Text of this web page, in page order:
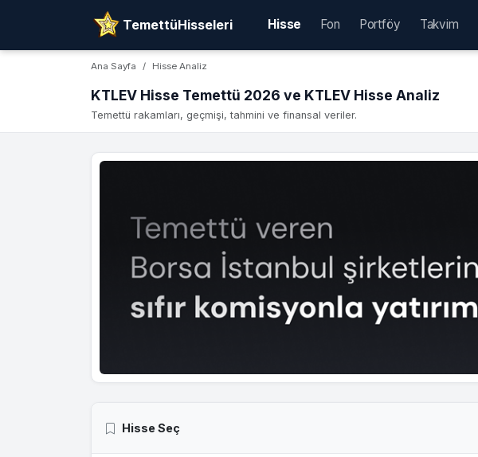
TemettüHisseleri Hisse Fon Portföy Takvim
Ana Sayfa Hisse Analiz
KTLEV Hisse Temettü 2026 ve KTLEV Hisse Analiz
Temettü rakamları, geçmişi, tahmini ve finansal veriler.
Hisse Seç